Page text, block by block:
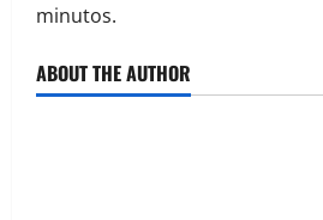
minutos.
ABOUT THE AUTHOR